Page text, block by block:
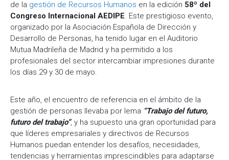
de la gestión de Recursos Humanos en la edición 58º del
Congreso Internacional AEDIPE. Este prestigioso evento,
organizado por la Asociación Española de Dirección y
Desarrollo de Personas, ha tenido lugar en el Auditorio
Mutua Madrileña de Madrid y ha permitido a los
profesionales del sector intercambiar impresiones durante
los días 29 y 30 de mayo.
Este año, el encuentro de referencia en el ámbito de la
gestión de personas llevaba por lema “Trabajo del futuro,
futuro del trabajo”, y ha supuesto una gran oportunidad para
que líderes empresariales y directivos de Recursos
Humanos puedan entender los desafíos, necesidades,
tendencias y herramientas imprescindibles para adaptarse